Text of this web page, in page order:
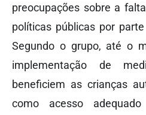
preocupações sobre a
políticas públicas por
Segundo o grupo, até o
implementação de
beneficiem as crianças
como acesso